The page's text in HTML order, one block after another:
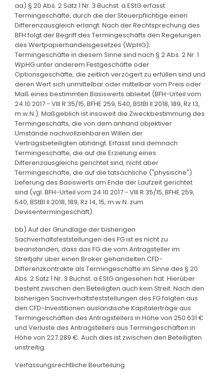
aa) § 20 Abs. 2 Satz 1 Nr. 3 Buchst. a EStG erfasst
Termingeschäfte, durch die der Steuerpflichtige einen
Differenzausgleich erlangt. Nach der Rechtsprechung des
BFH folgt der Begriff des Termingeschäfts den Regelungen
des Wertpapierhandelsgesetzes (WpHG);
Termingeschäfte in diesem Sinne sind nach § 2 Abs. 2 Nr. 1
WpHG unter anderem Festgeschäfte oder
Optionsgeschäfte, die zeitlich verzögert zu erfüllen sind und
deren Wert sich unmittelbar oder mittelbar vom Preis oder
Maß eines bestimmten Basiswerts ableitet (BFH-Urteil vom
24.10.2017 - VIII R 35/15, BFHE 259, 540, BStBl II 2018, 189, Rz 13,
m.w.N.). Maßgeblich ist insoweit die Zweckbestimmung des
Termingeschäfts, die von dem anhand objektiver
Umstände nachvollziehbaren Willen der
Vertragsbeteiligten abhängt. Erfasst sind demnach
Termingeschäfte, die auf die Erzielung eines
Differenzausgleichs gerichtet sind, nicht aber
Termingeschäfte, die auf die tatsächliche ("physische")
Lieferung des Basiswerts am Ende der Laufzeit gerichtet
sind (vgl. BFH-Urteil vom 24.10.2017 - VIII R 35/15, BFHE 259,
540, BStBl II 2018, 189, Rz 14, 15, m.w.N. zum
Devisentermingeschäft).
bb) Auf der Grundlage der bisherigen
Sachverhaltsfeststellungen des FG ist es nicht zu
beanstanden, dass das FG die vom Antragsteller im
Streitjahr über einen Broker gehandelten CFD-
Differenzkontrakte als Termingeschäfte im Sinne des § 20
Abs. 2 Satz 1 Nr. 3 Buchst. a EStG angesehen hat. Hierüber
besteht zwischen den Beteiligten auch kein Streit. Nach den
bisherigen Sachverhaltsfeststellungen des FG folgten aus
den CFD-Investitionen ausländische Kapitalerträge aus
Termingeschäften des Antragstellers in Höhe von 250.631 €
und Verluste des Antragstellers aus Termingeschäften in
Höhe von 227.289 €. Auch dies ist zwischen den Beteiligten
unstreitig.
Verfassungsrechtliche Beurteilung